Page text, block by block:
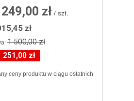
zł / szt.
zł
1 500,00 zł
251,00 zł
ceny produktu w ciągu ostatnich